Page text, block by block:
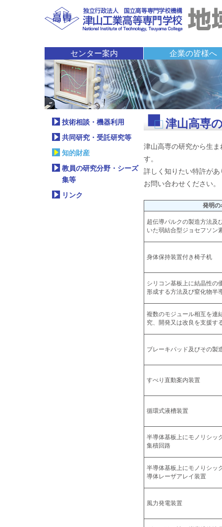
センター案内
センター長挨拶
組織
イベント
ニュース
お問い合わせ
アクセス
企業の皆様へ
技術相談・機器利用
共同研究・受託研究
知的財産
教員の研究分野・シ
リンク
津山高専
津山高専の研究から生
す。
詳しく知りたい特許が
お問い合わせください。
発明の
超伝導パルクの製造方法及
いた弱結合型ジョセフソン
身体保持装置付き椅子机
シリコン基板上に結晶性の
形成する方法及び窒化物半
複数のモジュール相互を連
究、開発又は改良を支援す
ブレーキパッド及びその製
すべり直動案内装置
循環式液槽装置
半導体基板上にモノリシッ
集積回路
半導体基板上にモノりシッ
導体レーザアレイ装置
風力発電装置
技術相談・機器利用
共同研究・受託研究等
知的財産
教員の研究分野・シーズ
集等
リンク